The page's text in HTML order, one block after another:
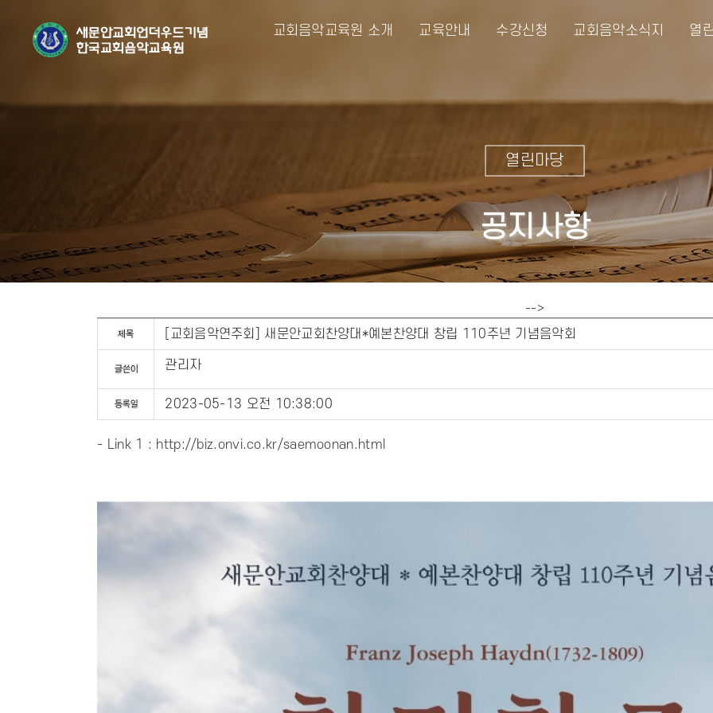
교회음악교육원 소개 교육안내 수강신청 교회음악소식지 열린
열린마당
공지사항
-->
[교회음악연주회] 새문안교회찬양대*예본찬양대 창립 110주년 기념음악회
관리자
2023-05-13 오전 10:38:00
- Link 1 : http://biz.onvi.co.kr/saemoonan.html